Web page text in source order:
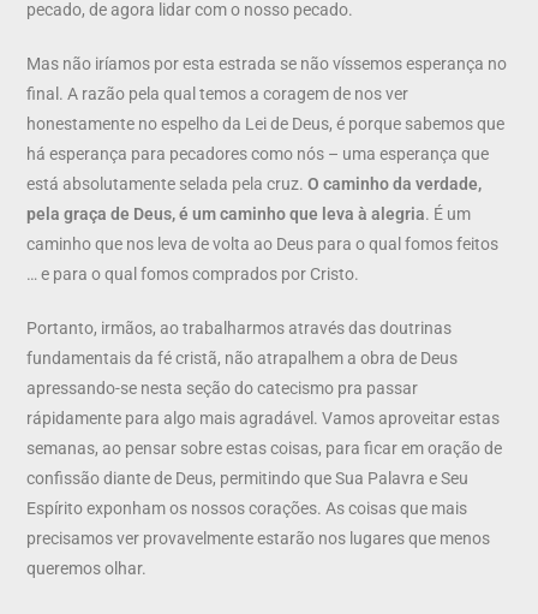
pecado, de agora lidar com o nosso pecado.
Mas não iríamos por esta estrada se não víssemos esperança no
final. A razão pela qual temos a coragem de nos ver
honestamente no espelho da Lei de Deus, é porque sabemos que
há esperança para pecadores como nós – uma esperança que
está absolutamente selada pela cruz.O caminho da verdade,
pela graça de Deus, é um caminho que leva à alegria. É um
caminho que nos leva de volta ao Deus para o qual fomos feitos
… e para o qual fomos comprados por Cristo.
Portanto, irmãos, ao trabalharmos através das doutrinas
fundamentais da fé cristã, não atrapalhem a obra de Deus
apressando-se nesta seção do catecismo pra passar
rápidamente para algo mais agradável. Vamos aproveitar estas
semanas, ao pensar sobre estas coisas, para ficar em oração de
confissão diante de Deus, permitindo que Sua Palavra e Seu
Espírito exponham os nossos corações. As coisas que mais
precisamos ver provavelmente estarão nos lugares que menos
queremos olhar.